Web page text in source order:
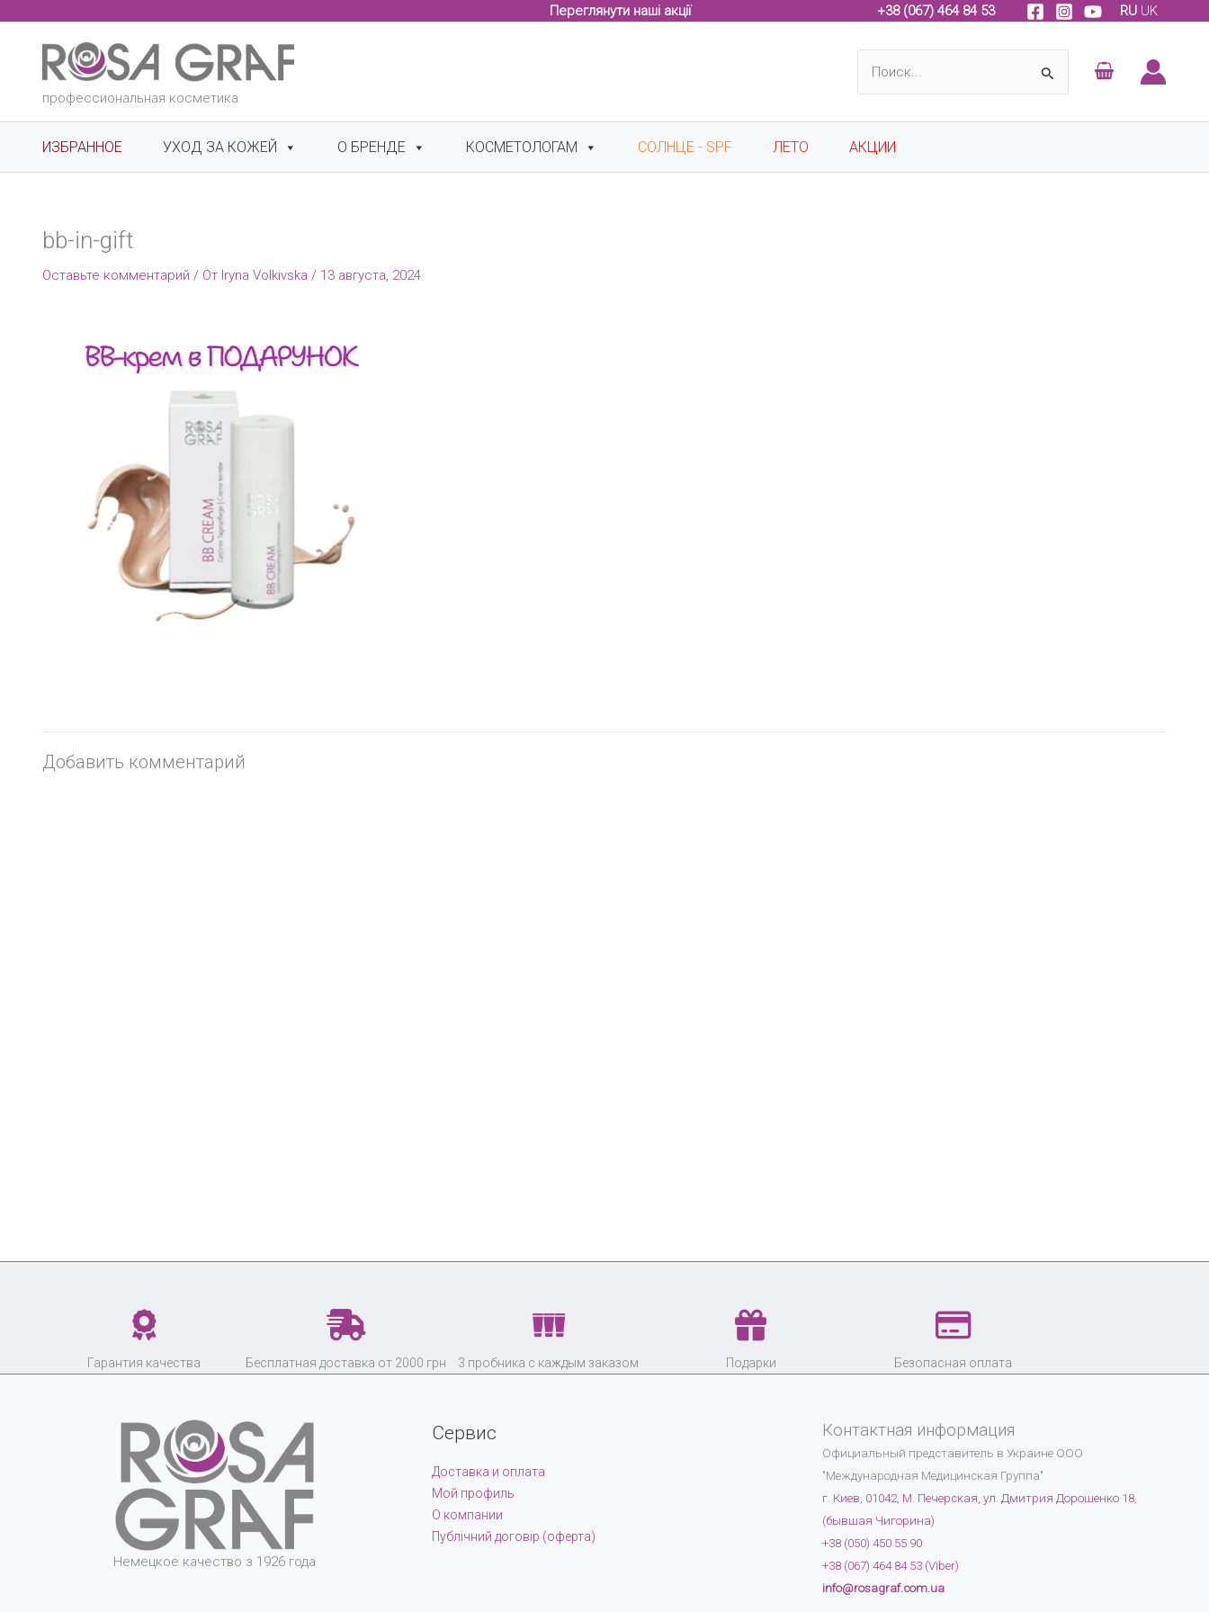
содержимому
Переглянути наші акції +38 (067) 464 84 53 RU UK
профессиональная косметика
ИЗБРАННОЕ УХОД ЗА КОЖЕЙ О БРЕНДЕ КОСМЕТОЛОГАМ СОЛНЦЕ - SPF ЛЕТО АКЦИИ
bb-in-gift
Оставьте комментарий / От Iryna Volkivska / 13 августа, 2024
Добавить комментарий
Гарантия качества Бесплатная доставка от 2000 грн 3 пробника с каждым заказом Подарки Безопасная оплата
Немецкое качество з 1926 года
Сервис
Доставка и оплата
Мой профиль
О компании
Публічний договір (оферта)
Контактная информация
Официальный представитель в Украине ООО
"Международная Медицинская Группа"
г. Киев, 01042, М. Печерская, ул. Дмитрия Дорошенко 18,
(бывшая Чигорина)
+38 (050) 450 55 90
+38 (067) 464 84 53 (Viber)
info@rosagraf.com.ua